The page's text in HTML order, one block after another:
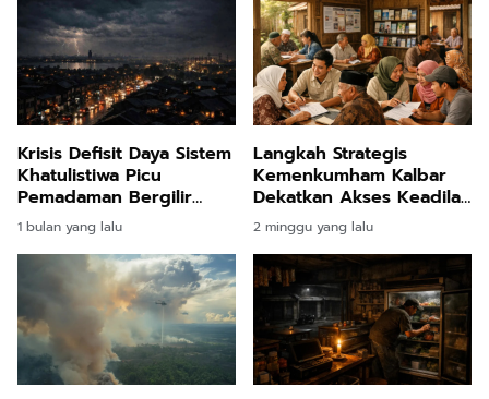
Krisis Defisit Daya Sistem
Khatulistiwa Picu
Pemadaman Bergilir
Tujuh Hari di Kalimantan
1 bulan yang lalu
Langkah Strategis
Kemenkumham Kalbar
Dekatkan Akses Keadilan
Lewat Optimalisasi
Paralegal dan
Posbankumdes di
Pelosok Desa
2 minggu yang lalu